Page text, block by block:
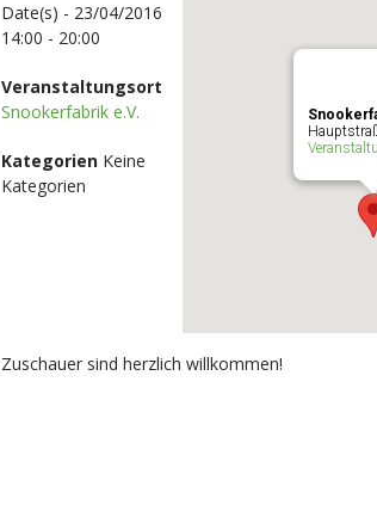
Date(s) - 23/04/2016
14:00 - 20:00
Veranstaltungsort
Snookerfabrik e.V.
Kategorien Keine
Kategorien
Zuschauer sind herzlich willkommen!